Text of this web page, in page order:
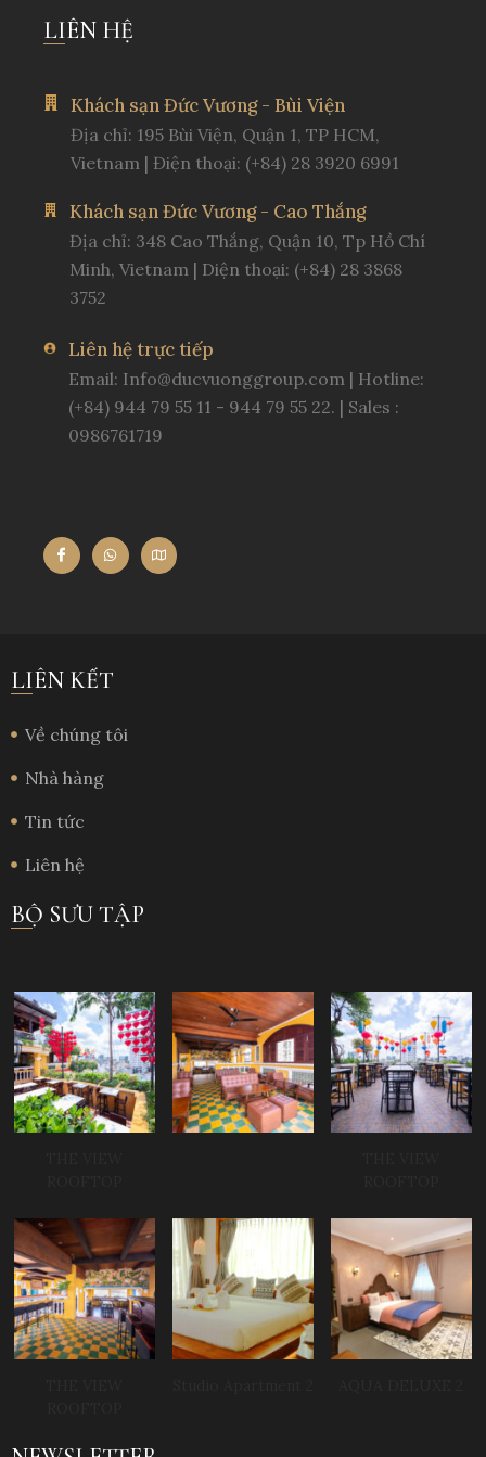
LIÊN HỆ
Khách sạn Đức Vương - Bùi Viện
Địa chỉ: 195 Bùi Viện, Quận 1, TP HCM,
Vietnam | Điện thoại: (+84) 28 3920 6991
Khách sạn Đức Vương - Cao Thắng
Địa chỉ: 348 Cao Thắng, Quận 10, Tp Hồ Chí
Minh, Vietnam | Diện thoại: (+84) 28 3868
3752
Liên hệ trực tiếp
Email: Info@ducvuonggroup.com | Hotline:
(+84) 944 79 55 11 - 944 79 55 22. | Sales :
0986761719
LIÊN KẾT
Về chúng tôi
Nhà hàng
Tin tức
Liên hệ
BỘ SƯU TẬP